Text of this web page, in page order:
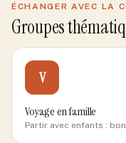
ÉCHANGER AVEC LA
Groupes
V
Voyage en famille
Partir avec enfants :